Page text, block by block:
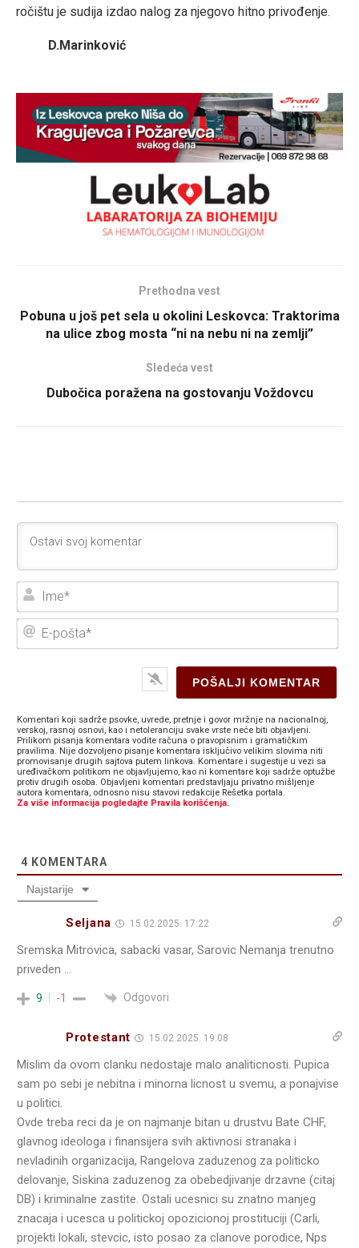
ročištu je sudija izdao nalog za njegovo hitno privođenje.
D.Marinković
Prethodna vest
Pobuna u još pet sela u okolini Leskovca: Traktorima
na ulice zbog mosta “ni na nebu ni na zemlji”
Sledeća vest
Dubočica poražena na gostovanju Voždovcu
E-
Komentari koji sadrže psovke, uvrede, pretnje i govor mržnje na nacionalnoj,
verskoj, rasnoj osnovi, kao i netoleranciju svake vrste neće biti objavljeni.
Prilikom pisanja komentara vodite računa o pravopisnim i gramatičkim
pravilima. Nije dozvoljeno pisanje komentara isključivo velikim slovima niti
promovisanje drugih sajtova putem linkova. Komentare i sugestije u vezi sa
uređivačkom politikom ne objavljujemo, kao ni komentare koji sadrže optužbe
protiv drugih osoba. Objavljeni komentari predstavljaju privatno mišljenje
autora komentara, odnosno nisu stavovi redakcije Rešetka portala.
Za više informacija pogledajte Pravila korišćenja.
4 KOMENTARA
Najstarije
Seljana 15.02.2025. 17:22
Sremska Mitrovica, sabacki vasar, Sarovic Nemanja trenutno
priveden …
9 -1 Odgovori
Protestant 15.02.2025. 19:08
Mislim da ovom clanku nedostaje malo analiticnosti. Pupica
sam po sebi je nebitna i minorna licnost u svemu, a ponajvise
u politici.
Ovde treba reci da je on najmanje bitan u drustvu Bate CHF,
glavnog ideologa i finansijera svih aktivnosi stranaka i
nevladinih organizacija, Rangelova zaduzenog za politicko
delovanje, Siskina zaduzenog za obebedjivanje drzavne (citaj
DB) i kriminalne zastite. Ostali ucesnici su znatno manjeg
znacaja i ucesca u politickoj opozicionoj prostituciji (Carli,
projekti lokali, stevcic, isto posao za clanove porodice, Nps